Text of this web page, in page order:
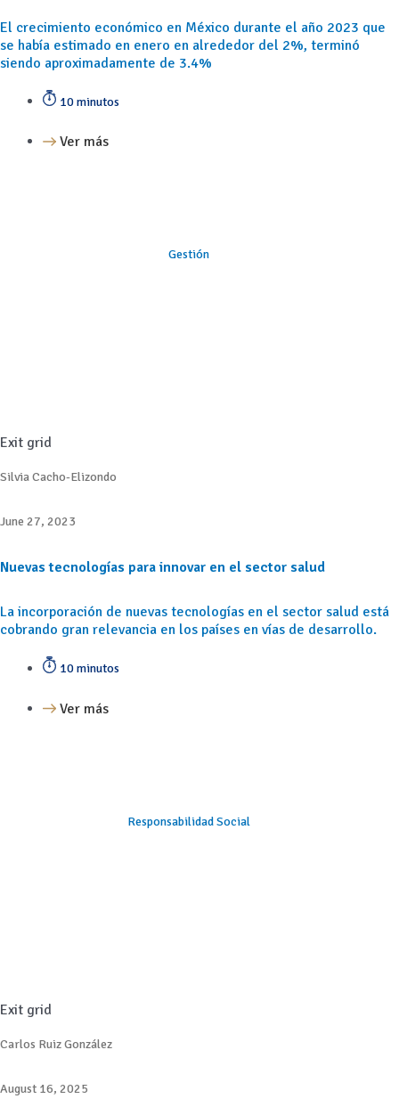
El crecimiento económico en México durante el año 2023 que
se había estimado en enero en alrededor del 2%, terminó
siendo aproximadamente de 3.4%
10 minutos
Ver más
Gestión
Exit grid
Silvia Cacho-Elizondo
June 27, 2023
Nuevas tecnologías para innovar en el sector salud
La incorporación de nuevas tecnologías en el sector salud está
cobrando gran relevancia en los países en vías de desarrollo.
10 minutos
Ver más
Responsabilidad Social
Exit grid
Carlos Ruiz González
August 16, 2025